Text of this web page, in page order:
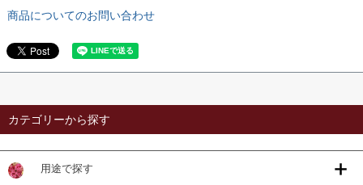
商品についてのお問い合わせ
カテゴリーから探す
用途で探す